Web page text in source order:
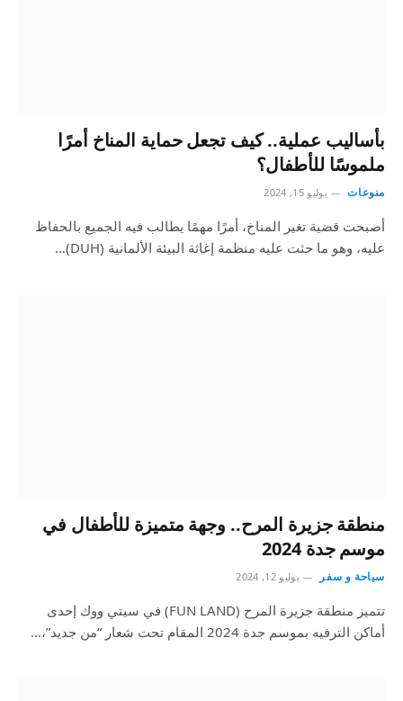
بأساليب عملية.. كيف تجعل حماية المناخ أمرًا
ملموسًا للأطفال؟
منوعات يوليو 15, 2024
أصبحت قضية تغير المناخ، أمرًا مهمًا يطالب فيه الجميع بالحفاظ
عليه، وهو ما حثت عليه منظمة إغاثة البيئة الألمانية (DUH)…
منطقة جزيرة المرح.. وجهة متميزة للأطفال في
موسم جدة 2024
سياحة و سفر يوليو 12, 2024
تتميز منطقة جزيرة المرح (FUN LAND) في سيتي ووك إحدى
أماكن الترفيه بموسم جدة 2024 المقام تحت شعار “من جديد”،…